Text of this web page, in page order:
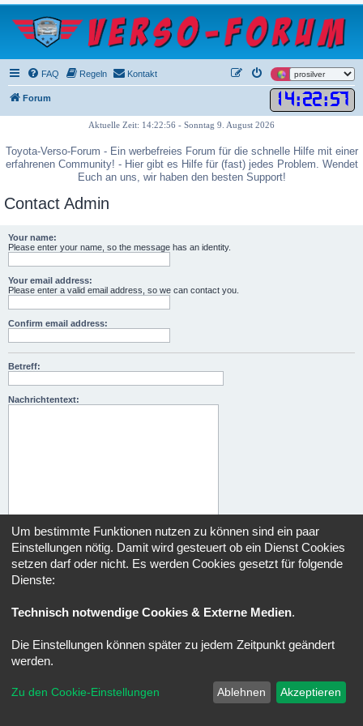
FAQ Regeln Kontakt
Forum 14:22:57
Aktuelle Zeit: 14:22:56 - Sonntag 9. August 2026
Toyota-Verso-Forum - Ein werbefreies Forum für die schnelle Hilfe mit einer
erfahrenen Community! - Hier gibt es Hilfe für (fast) jedes Problem. Wendet
Euch an uns, wir haben den besten Support!
Contact Admin
Your name:
Please enter your name, so the message has an identity.
Your email address:
Please enter a valid email address, so we can contact you.
Confirm email address:
Betreff:
Nachrichtentext:
Forum Alle Zeiten sind
Nutzungsbedingungen
Um bestimmte Funktionen nutzen zu können sind ein paar
Einstellungen nötig. Damit wird gesteuert ob ein Dienst Cookies
setzen darf oder nicht. Es werden Cookies gesetzt für folgende
Dienste:
Technisch notwendige Cookies & Externe Medien.
Die Einstellungen können später zu jedem Zeitpunkt geändert
werden.
Zu den Cookie-Einstellungen Ablehnen Akzeptieren